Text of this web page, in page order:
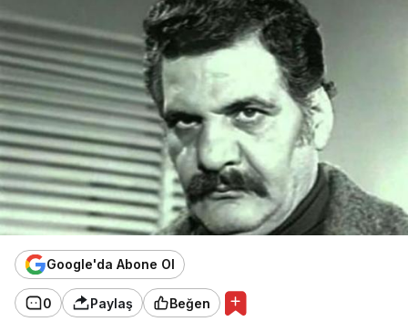
Google'da Abone Ol
0 Paylaş Beğen